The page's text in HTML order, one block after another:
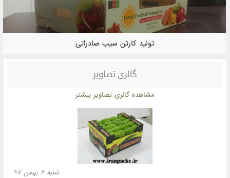
تولید کارتن سیب صادراتی
گالری تصاویر
شنبه ۶ بهمن ۹۷
مشاهده گالری تصاویر بیشتر